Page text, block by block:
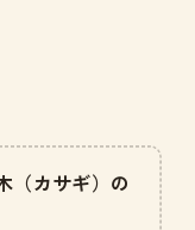
（カサギ）の